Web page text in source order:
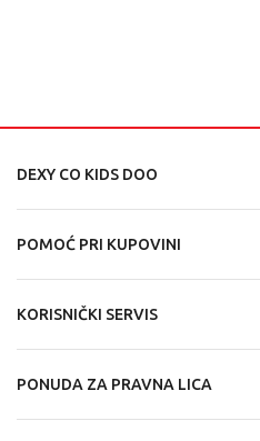
DEXY CO KIDS DOO
POMOĆ PRI KUPOVINI
KORISNIČKI SERVIS
PONUDA ZA PRAVNA LICA